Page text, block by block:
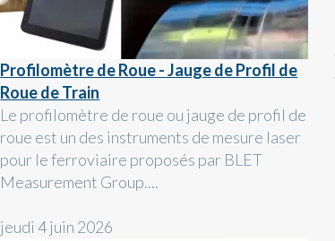
Profilomètre de Roue - Jauge de Profil de
Roue de Train
Le profilomètre de roue ou jauge de profil de
roue est un des instruments de mesure laser
pour le ferroviaire proposés par BLET
Measurement Group....
jeudi 4 juin 2026